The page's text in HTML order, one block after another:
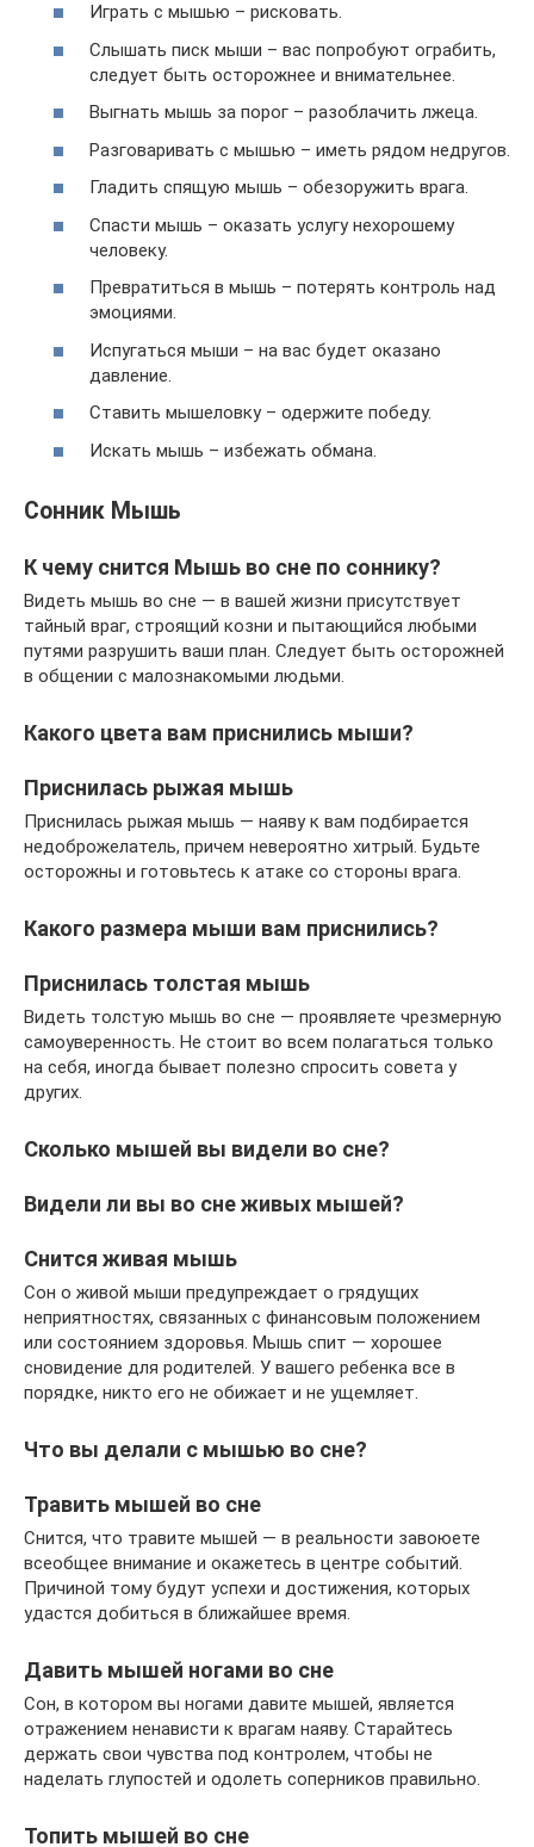
Играть с мышью – рисковать.
Слышать писк мыши – вас попробуют ограбить,
следует быть осторожнее и внимательнее.
Выгнать мышь за порог – разоблачить лжеца.
Разговаривать с мышью – иметь рядом недругов.
Гладить спящую мышь – обезоружить врага.
Спасти мышь – оказать услугу нехорошему
человеку.
Превратиться в мышь – потерять контроль над
эмоциями.
Испугаться мыши – на вас будет оказано
давление.
Ставить мышеловку – одержите победу.
Искать мышь – избежать обмана.
Сонник Мышь
К чему снится Мышь во сне по соннику?
Видеть мышь во сне — в вашей жизни присутствует
тайный враг, строящий козни и пытающийся любыми
путями разрушить ваши план. Следует быть осторожней
в общении с малознакомыми людьми.
Какого цвета вам приснились мыши?
Приснилась рыжая мышь
Приснилась рыжая мышь — наяву к вам подбирается
недоброжелатель, причем невероятно хитрый. Будьте
осторожны и готовьтесь к атаке со стороны врага.
Какого размера мыши вам приснились?
Приснилась толстая мышь
Видеть толстую мышь во сне — проявляете чрезмерную
самоуверенность. Не стоит во всем полагаться только
на себя, иногда бывает полезно спросить совета у
других.
Сколько мышей вы видели во сне?
Видели ли вы во сне живых мышей?
Снится живая мышь
Сон о живой мыши предупреждает о грядущих
неприятностях, связанных с финансовым положением
или состоянием здоровья. Мышь спит — хорошее
сновидение для родителей. У вашего ребенка все в
порядке, никто его не обижает и не ущемляет.
Что вы делали с мышью во сне?
Травить мышей во сне
Снится, что травите мышей — в реальности завоюете
всеобщее внимание и окажетесь в центре событий.
Причиной тому будут успехи и достижения, которых
удастся добиться в ближайшее время.
Давить мышей ногами во сне
Сон, в котором вы ногами давите мышей, является
отражением ненависти к врагам наяву. Старайтесь
держать свои чувства под контролем, чтобы не
наделать глупостей и одолеть соперников правильно.
Топить мышей во сне